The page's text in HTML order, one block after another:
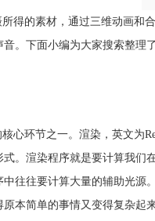
的素材，通过三维动画和
。下面小编为大家搜索整理
环节之一。渲染，英文为
。渲染程序就是要计算我们
往往要计算大量的辅助光源
本简单的事情又变得复杂起